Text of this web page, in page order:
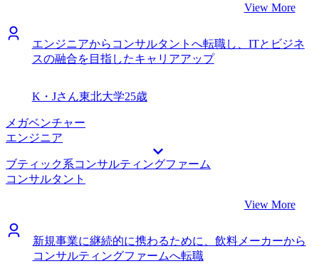
View More
エンジニアからコンサルタントへ転職し、ITとビジネ
スの融合を目指したキャリアアップ
K・Jさん東北大学25歳
メガベンチャー
エンジニア
ブティック系コンサルティングファーム
コンサルタント
View More
新規事業に継続的に携わるために、飲料メーカーから
コンサルティングファームへ転職